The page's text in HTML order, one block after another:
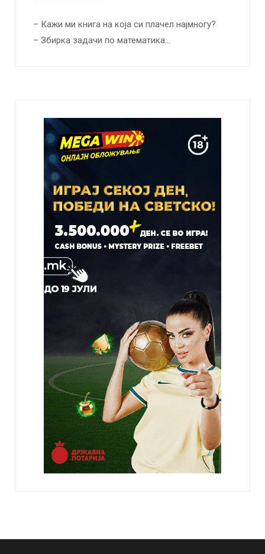
– Кажи ми книга на која си плачел најмногу?
– Збирка задачи по математика…